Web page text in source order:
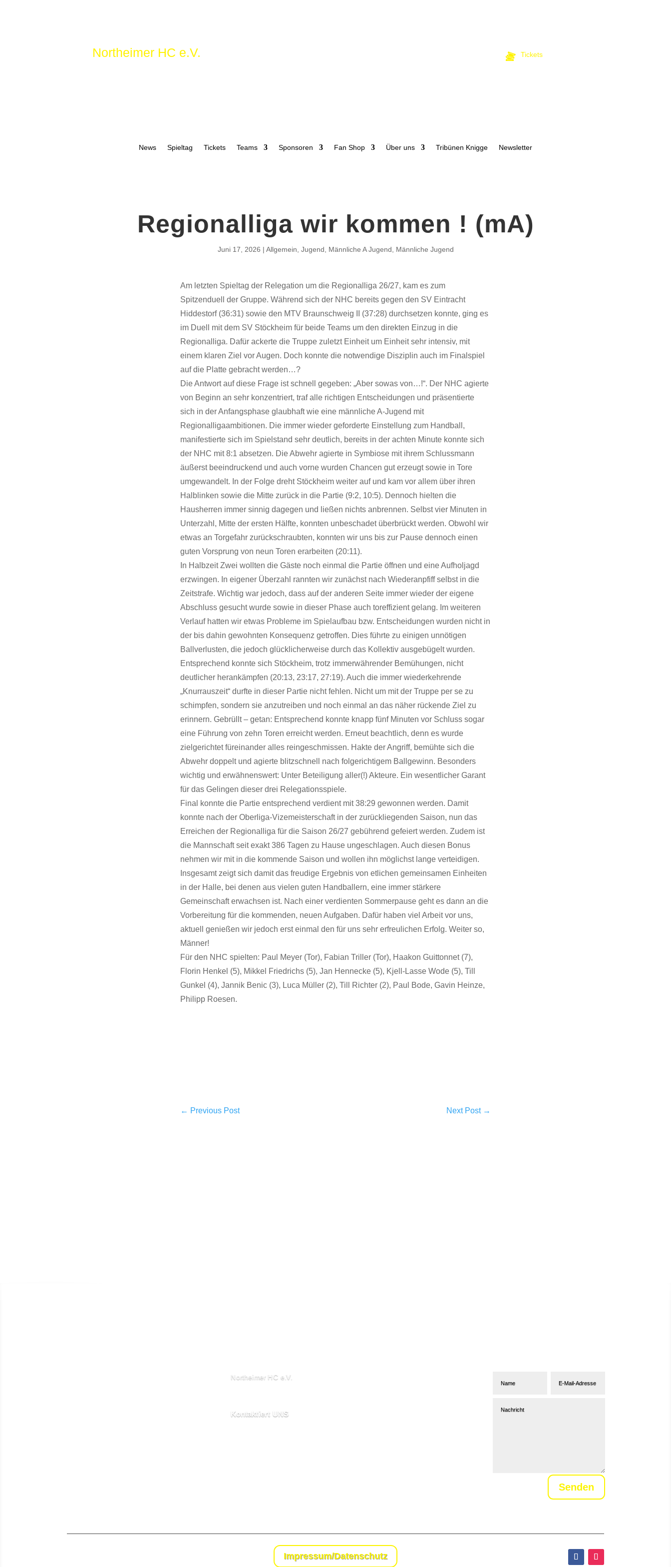
Northeimer HC e.V. Tickets
News Spieltag Tickets Teams Sponsoren Fan Shop Über uns Tribünen Knigge Newsletter
Regionalliga wir kommen ! (mA)
Juni 17, 2026 Allgemein Jugend Männliche A Jugend Männliche Jugend
Am letzten Spieltag der Relegation um die Regionalliga 26/27, kam es zum
Spitzenduell der Gruppe. Während sich der NHC bereits gegen den SV Eintracht
Hiddestorf (36:31) sowie den MTV Braunschweig II (37:28) durchsetzen konnte, ging es
im Duell mit dem SV Stöckheim für beide Teams um den direkten Einzug in die
Regionalliga. Dafür ackerte die Truppe zuletzt Einheit um Einheit sehr intensiv, mit
einem klaren Ziel vor Augen. Doch konnte die notwendige Disziplin auch im Finalspiel
auf die Platte gebracht werden…?
Die Antwort auf diese Frage ist schnell gegeben: „Aber sowas von…!“. Der NHC agierte
von Beginn an sehr konzentriert, traf alle richtigen Entscheidungen und präsentierte
sich in der Anfangsphase glaubhaft wie eine männliche A-Jugend mit
Regionalligaambitionen. Die immer wieder geforderte Einstellung zum Handball,
manifestierte sich im Spielstand sehr deutlich, bereits in der achten Minute konnte sich
der NHC mit 8:1 absetzen. Die Abwehr agierte in Symbiose mit ihrem Schlussmann
äußerst beeindruckend und auch vorne wurden Chancen gut erzeugt sowie in Tore
umgewandelt. In der Folge dreht Stöckheim weiter auf und kam vor allem über ihren
Halblinken sowie die Mitte zurück in die Partie (9:2, 10:5). Dennoch hielten die
Hausherren immer sinnig dagegen und ließen nichts anbrennen. Selbst vier Minuten in
Unterzahl, Mitte der ersten Hälfte, konnten unbeschadet überbrückt werden. Obwohl wir
etwas an Torgefahr zurückschraubten, konnten wir uns bis zur Pause dennoch einen
guten Vorsprung von neun Toren erarbeiten (20:11).
In Halbzeit Zwei wollten die Gäste noch einmal die Partie öffnen und eine Aufholjagd
erzwingen. In eigener Überzahl rannten wir zunächst nach Wiederanpfiff selbst in die
Zeitstrafe. Wichtig war jedoch, dass auf der anderen Seite immer wieder der eigene
Abschluss gesucht wurde sowie in dieser Phase auch toreffizient gelang. Im weiteren
Verlauf hatten wir etwas Probleme im Spielaufbau bzw. Entscheidungen wurden nicht in
der bis dahin gewohnten Konsequenz getroffen. Dies führte zu einigen unnötigen
Ballverlusten, die jedoch glücklicherweise durch das Kollektiv ausgebügelt wurden.
Entsprechend konnte sich Stöckheim, trotz immerwährender Bemühungen, nicht
deutlicher herankämpfen (20:13, 23:17, 27:19). Auch die immer wiederkehrende
„Knurrauszeit“ durfte in dieser Partie nicht fehlen. Nicht um mit der Truppe per se zu
schimpfen, sondern sie anzutreiben und noch einmal an das näher rückende Ziel zu
erinnern. Gebrüllt – getan: Entsprechend konnte knapp fünf Minuten vor Schluss sogar
eine Führung von zehn Toren erreicht werden. Erneut beachtlich, denn es wurde
zielgerichtet füreinander alles reingeschmissen. Hakte der Angriff, bemühte sich die
Abwehr doppelt und agierte blitzschnell nach folgerichtigem Ballgewinn. Besonders
wichtig und erwähnenswert: Unter Beteiligung aller(!) Akteure. Ein wesentlicher Garant
für das Gelingen dieser drei Relegationsspiele.
Final konnte die Partie entsprechend verdient mit 38:29 gewonnen werden. Damit
konnte nach der Oberliga-Vizemeisterschaft in der zurückliegenden Saison, nun das
Erreichen der Regionalliga für die Saison 26/27 gebührend gefeiert werden. Zudem ist
die Mannschaft seit exakt 386 Tagen zu Hause ungeschlagen. Auch diesen Bonus
nehmen wir mit in die kommende Saison und wollen ihn möglichst lange verteidigen.
Insgesamt zeigt sich damit das freudige Ergebnis von etlichen gemeinsamen Einheiten
in der Halle, bei denen aus vielen guten Handballern, eine immer stärkere
Gemeinschaft erwachsen ist. Nach einer verdienten Sommerpause geht es dann an die
Vorbereitung für die kommenden, neuen Aufgaben. Dafür haben viel Arbeit vor uns,
aktuell genießen wir jedoch erst einmal den für uns sehr erfreulichen Erfolg. Weiter so,
Männer!
Für den NHC spielten: Paul Meyer (Tor), Fabian Triller (Tor), Haakon Guittonnet (7),
Florin Henkel (5), Mikkel Friedrichs (5), Jan Hennecke (5), Kjell-Lasse Wode (5), Till
Gunkel (4), Jannik Benic (3), Luca Müller (2), Till Richter (2), Paul Bode, Gavin Heinze,
Philipp Roesen.
← Previous Post Next Post→
Northeimer HC e.V.
Kontaktiert UNS
Senden
Impressum/Datenschutz